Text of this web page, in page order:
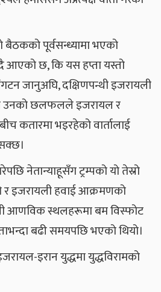
बैठकको पूर्वसन्ध्यामा भएको
आएको छ, कि यस हप्ता यस्तो
जानुअघि, दक्षिणपन्थी इजरायली
उनको छलफलले इजरायल र
कतारमा भइरहेको वार्तालाई
नेतान्याहूसँग ट्रम्पको यो तेस्रो
इजरायली हवाई आक्रमणको
आणविक स्थलहरूमा बम विस्फोट
बढी समयपछि भएको थियो।
इरान युद्धमा युद्धविरामको